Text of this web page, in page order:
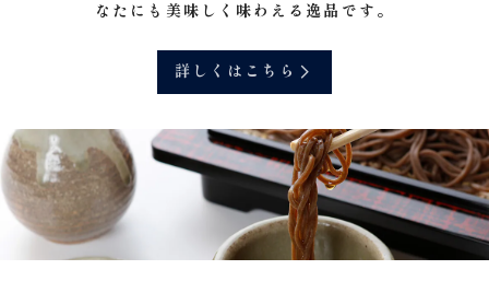
なたにも美味しく味わえる逸品です。
詳しくはこちら